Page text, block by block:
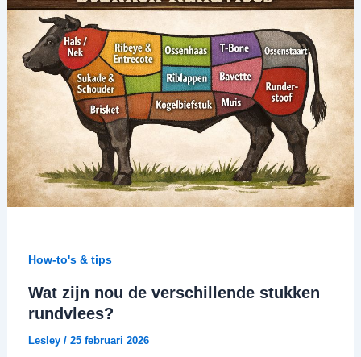
How-to's & tips
Wat zijn nou de verschillende stukken
rundvlees?
Lesley / 25 februari 2026